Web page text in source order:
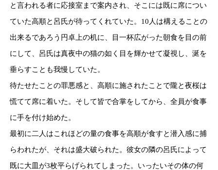
と言われる者に応接室まで案内され、そこには既に席につい
ていた高順と呂氏が待ってくれていた。10人は構えることの
出来るであろう円卓上の机に、目一杯広がった朝食を目の前
にして、呂氏は真夜中の猫の如く目を輝かせて凝視し、涎を
垂らすことも我慢していた。
待たせたことの罪悪感と、高順に施されたことで隴と夜桜は
慌てて席に着いた。そして皆で合掌をしてから、全員が食事
に手を付け始めた。
最初に二人はこれほどの量の食事を高順が食すと潜入感に捕
らわれたが、それは盛大破られた。彼女の隣の呂氏によって
既に大皿が3枚平らげられてしまった。いったいその体の何